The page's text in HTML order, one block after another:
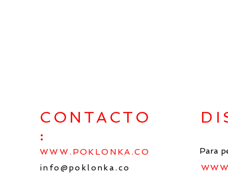
CONTACTO
:
WWW.POKLONKA.CO
info@poklonka.co
Para